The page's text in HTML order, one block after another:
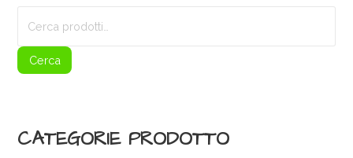
Cerca
CATEGORIE PRODOTTO